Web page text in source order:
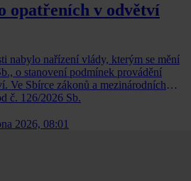
opatřeních v odvětví
nabylo nařízení vlády, kterým se mění
o stanovení podmínek provádění
Ve Sbírce zákonů a mezinárodních
č. 126/2026 Sb.
2026, 08:01